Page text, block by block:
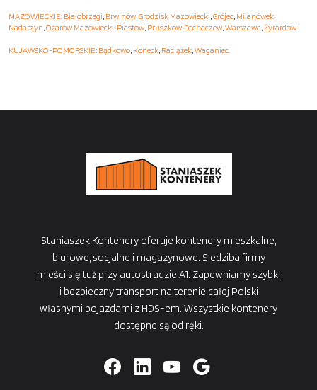
MAZOWIECKIE: Białobrzegi, Brwinów,Grodzisk Mazowiecki,Grójec, Milanówek,
Nadarzyn,Ożarów Mazowiecki, Piastów, Pruszków,Sochaczew,Warszawa,Żyrardów.
KUJAWSKO-POMORSKIE: Bądkowo, Koneck, Raciążek,Waganiec.
Staniaszek Kontenery oferuje kontenery mieszkalne,
biurowe, socjalne i magazynowe. Siedziba firmy
mieści się tuż przy autostradzie A1. Zapewniamy szybki
i bezpieczny transport na terenie całej Polski
własnymi pojazdami z HDS-em. Wszystkie kontenery
dostępne są od ręki.